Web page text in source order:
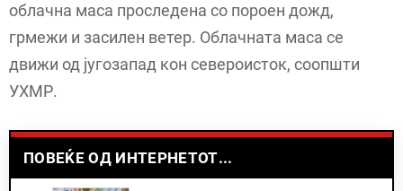
облачна маса проследена со пороен дожд,
грмежи и засилен ветер. Облачната маса се
движи од југозапад кон североисток, соопшти
УХМР.
ПОВЕЌЕ ОД ИНТЕРНЕТОТ...